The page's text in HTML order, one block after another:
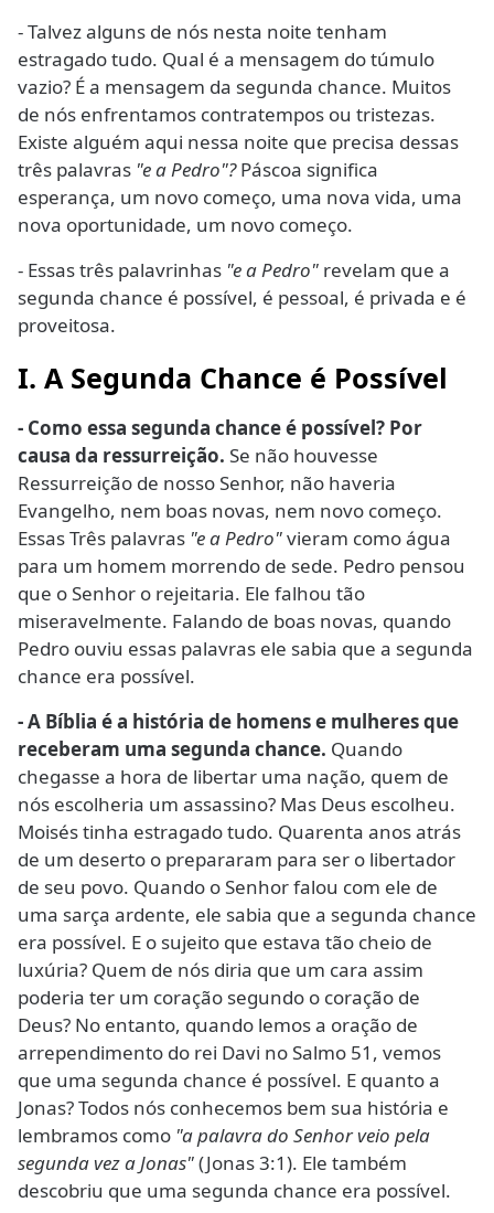
- Talvez alguns de nós nesta noite tenham
estragado tudo. Qual é a mensagem do túmulo
vazio? É a mensagem da segunda chance. Muitos
de nós enfrentamos contratempos ou tristezas.
Existe alguém aqui nessa noite que precisa dessas
três palavras "e a Pedro"?Páscoa significa
esperança, um novo começo, uma nova vida, uma
nova oportunidade, um novo começo.
- Essas três palavrinhas "e a Pedro" revelam que a
segunda chance é possível, é pessoal, é privada e é
proveitosa.
I. A Segunda Chance é Possível
- Como essa segunda chance é possível? Por
causa da ressurreição. Se não houvesse
Ressurreição de nosso Senhor, não haveria
Evangelho, nem boas novas, nem novo começo.
Essas Três palavras "e a Pedro"vieram como água
para um homem morrendo de sede. Pedro pensou
que o Senhor o rejeitaria. Ele falhou tão
miseravelmente. Falando de boas novas, quando
Pedro ouviu essas palavras ele sabia que a segunda
chance era possível.
- A Bíblia é a história de homens e mulheres que
receberam uma segunda chance. Quando
chegasse a hora de libertar uma nação, quem de
nós escolheria um assassino? Mas Deus escolheu.
Moisés tinha estragado tudo. Quarenta anos atrás
de um deserto o prepararam para ser o libertador
de seu povo. Quando o Senhor falou com ele de
uma sarça ardente, ele sabia que a segunda chance
era possível. E o sujeito que estava tão cheio de
luxúria? Quem de nós diria que um cara assim
poderia ter um coração segundo o coração de
Deus? No entanto, quando lemos a oração de
arrependimento do rei Davi no Salmo 51, vemos
que uma segunda chance é possível. E quanto a
Jonas? Todos nós conhecemos bem sua história e
lembramos como "a palavra do Senhor veio pela
segunda vez a Jonas"(Jonas 3:1). Ele também
descobriu que uma segunda chance era possível.